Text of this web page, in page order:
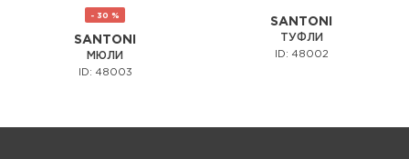
- 30 %
SANTONI
МЮЛИ
ID: 48003
SANTONI
ТУФЛИ
ID: 48002